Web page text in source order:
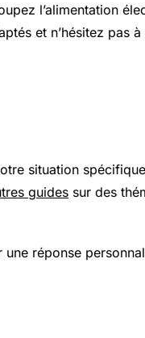
l’alimentation
et n’hésitez pas
situation
guides sur des
une réponse